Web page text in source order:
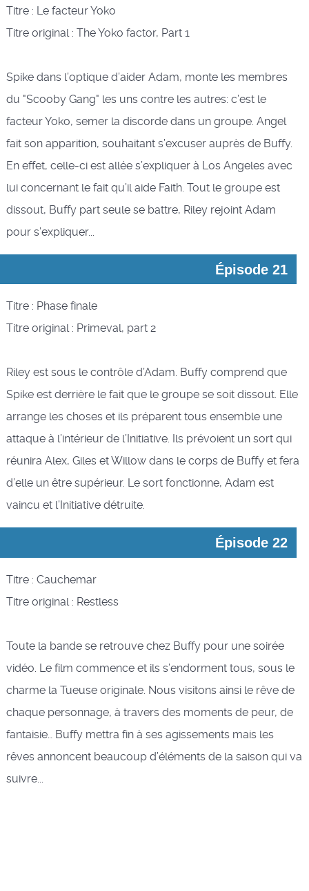
Titre : Le facteur Yoko
Titre original : The Yoko factor, Part 1
Spike dans l’optique d’aider Adam, monte les membres
du "Scooby Gang" les uns contre les autres: c’est le
facteur Yoko, semer la discorde dans un groupe. Angel
fait son apparition, souhaitant s’excuser auprès de Buffy.
En effet, celle-ci est allée s’expliquer à Los Angeles avec
lui concernant le fait qu’il aide Faith. Tout le groupe est
dissout, Buffy part seule se battre, Riley rejoint Adam
pour s’expliquer...
Épisode 21
Titre : Phase finale
Titre original : Primeval, part 2
Riley est sous le contrôle d’Adam. Buffy comprend que
Spike est derrière le fait que le groupe se soit dissout. Elle
arrange les choses et ils préparent tous ensemble une
attaque à l’intérieur de l’Initiative. Ils prévoient un sort qui
réunira Alex, Giles et Willow dans le corps de Buffy et fera
d’elle un être supérieur. Le sort fonctionne, Adam est
vaincu et l’Initiative détruite.
Épisode 22
Titre : Cauchemar
Titre original : Restless
Toute la bande se retrouve chez Buffy pour une soirée
vidéo. Le film commence et ils s’endorment tous, sous le
charme la Tueuse originale. Nous visitons ainsi le rêve de
chaque personnage, à travers des moments de peur, de
fantaisie… Buffy mettra fin à ses agissements mais les
rêves annoncent beaucoup d’éléments de la saison qui va
suivre...